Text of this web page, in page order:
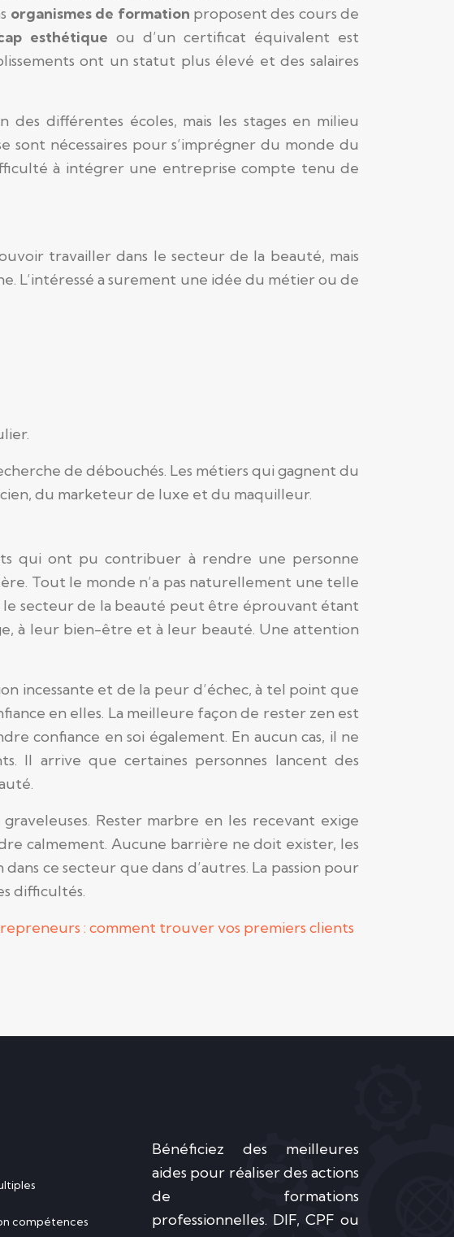
organismes de formation proposent des cours de
esthétique ou d’un certificat équivalent est
ont un statut plus élevé et des salaires
différentes écoles, mais les stages en milieu
sont nécessaires pour s’imprégner du monde du
à intégrer une entreprise compte tenu de
travailler dans le secteur de la beauté, mais
L’intéressé a surement une idée du métier ou de
de débouchés. Les métiers qui gagnent du
du marketeur de luxe et du maquilleur.
qui ont pu contribuer à rendre une personne
Tout le monde n’a pas naturellement une telle
le secteur de la beauté peut être éprouvant étant
à leur bien-être et à leur beauté. Une attention
incessante et de la peur d’échec, à tel point que
en elles. La meilleure façon de rester zen est
confiance en soi également. En aucun cas, il ne
Il arrive que certaines personnes lancent des
Rester marbre en les recevant exige
calmement. Aucune barrière ne doit exister, les
ce secteur que dans d’autres. La passion pour
difficultés.
: comment trouver vos premiers clients
compétences
Bénéficiez des meilleures
aides pour réaliser des actions
de formations
professionnelles. DIF, CPF ou